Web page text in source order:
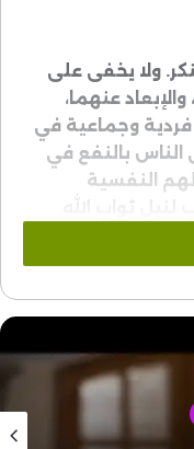
ولا يخفى على
عنهما،
وجماعية في
الناس بالنفع في
النفسية
به وحده في آية